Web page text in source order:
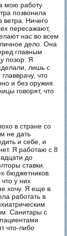
мою работу
позвонила
ветра. Ничего
пересажают,
нас во всем
дело. Она
главным
позор. Я
лишь с
что
и без оружия.
говорят, что
в стране со
не дать
и себе, и
Я работаю с 8
до
ставки.
бюджетников.
у них
хочу. Я еще в
работать в
Санитары с
что-либо